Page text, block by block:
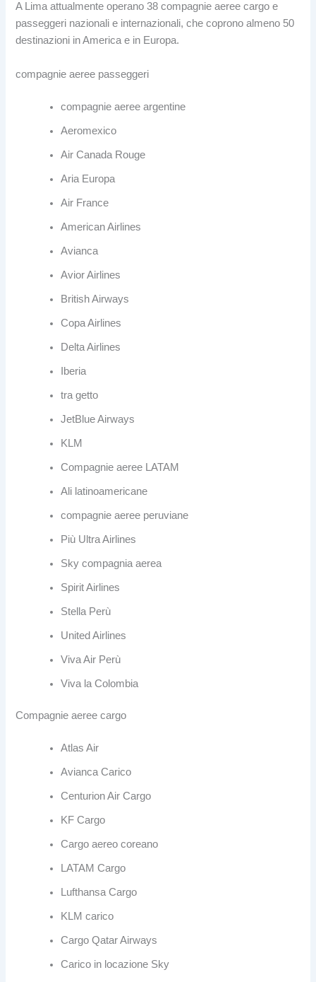
A Lima attualmente operano 38 compagnie aeree cargo e
passeggeri nazionali e internazionali, che coprono almeno 50
destinazioni in America e in Europa.
compagnie aeree passeggeri
compagnie aeree argentine
Aeromexico
Air Canada Rouge
Aria Europa
Air France
American Airlines
Avianca
Avior Airlines
British Airways
Copa Airlines
Delta Airlines
Iberia
tra getto
JetBlue Airways
KLM
Compagnie aeree LATAM
Ali latinoamericane
compagnie aeree peruviane
Più Ultra Airlines
Sky compagnia aerea
Spirit Airlines
Stella Perù
United Airlines
Viva Air Perù
Viva la Colombia
Compagnie aeree cargo
Atlas Air
Avianca Carico
Centurion Air Cargo
KF Cargo
Cargo aereo coreano
LATAM Cargo
Lufthansa Cargo
KLM carico
Cargo Qatar Airways
Carico in locazione Sky